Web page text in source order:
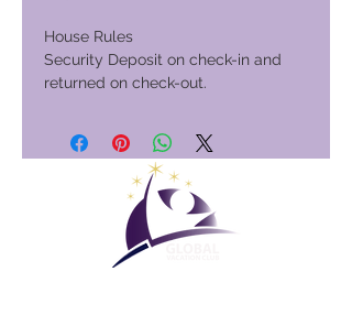
House Rules
Security Deposit on check-in and
returned on check-out.